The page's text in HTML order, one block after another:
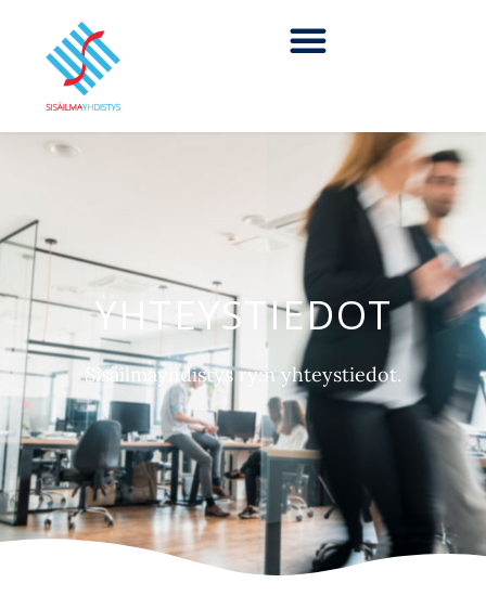
YHTEYSTIEDOT
Sisäilmayhdistys ry:n yhteystiedot.